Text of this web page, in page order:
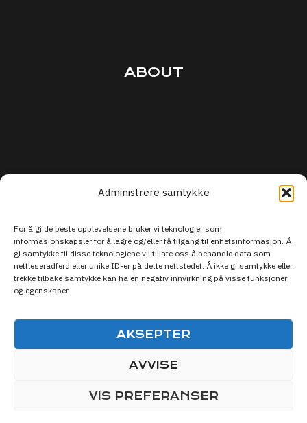
Administrere samtykke
For å gi de beste opplevelsene bruker vi teknologier som
informasjonskapsler for å lagre og/eller få tilgang til enhetsinformasjon. Å
gi samtykke til disse teknologiene vil tillate oss å behandle data som
nettleseradferd eller unike ID-er på dette nettstedet. Å ikke gi samtykke eller
trekke tilbake samtykke kan ha en negativ innvirkning på visse funksjoner
og egenskaper.
AKSEPTER
AVVISE
VIS PREFERANSER
ABOUT
Support
© 2026 Live Sporten DISCOVER SPORTS